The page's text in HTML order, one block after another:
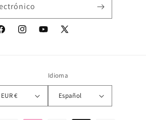
InstagramYouTube
X
España | EUR €
Idioma
Español